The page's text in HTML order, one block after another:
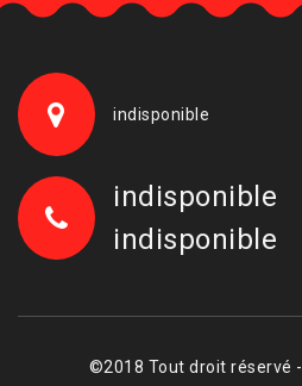
indisponible
indisponible
indisponible
©2018 Tout droit réservé -